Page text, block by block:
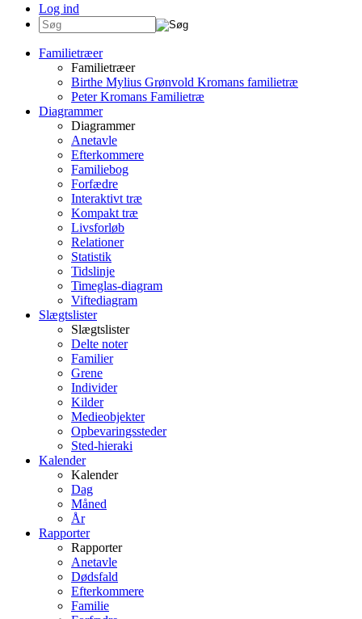
Log ind
Familietræer
Familietræer
Birthe Mylius Grønvold Kromans familietræ
Peter Kromans Familietræ
Diagrammer
Diagrammer
Anetavle
Efterkommere
Familiebog
Forfædre
Interaktivt træ
Kompakt træ
Livsforløb
Relationer
Statistik
Tidslinje
Timeglas-diagram
Viftediagram
Slægtslister
Slægtslister
Delte noter
Familier
Grene
Individer
Kilder
Medieobjekter
Opbevaringssteder
Sted-hieraki
Kalender
Kalender
Dag
Måned
År
Rapporter
Rapporter
Anetavle
Dødsfald
Efterkommere
Familie